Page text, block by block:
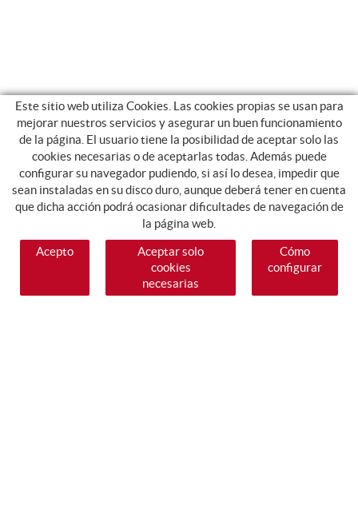
Este sitio web utiliza Cookies. Las cookies propias se usan para
mejorar nuestros servicios y asegurar un buen funcionamiento
de la página. El usuario tiene la posibilidad de aceptar solo las
cookies necesarias o de aceptarlas todas. Además puede
configurar su navegador pudiendo, si así lo desea, impedir que
sean instaladas en su disco duro, aunque deberá tener en cuenta
que dicha acción podrá ocasionar dificultades de navegación de
la página web.
Acepto
Aceptar solo
cookies
necesarias
Cómo
configurar